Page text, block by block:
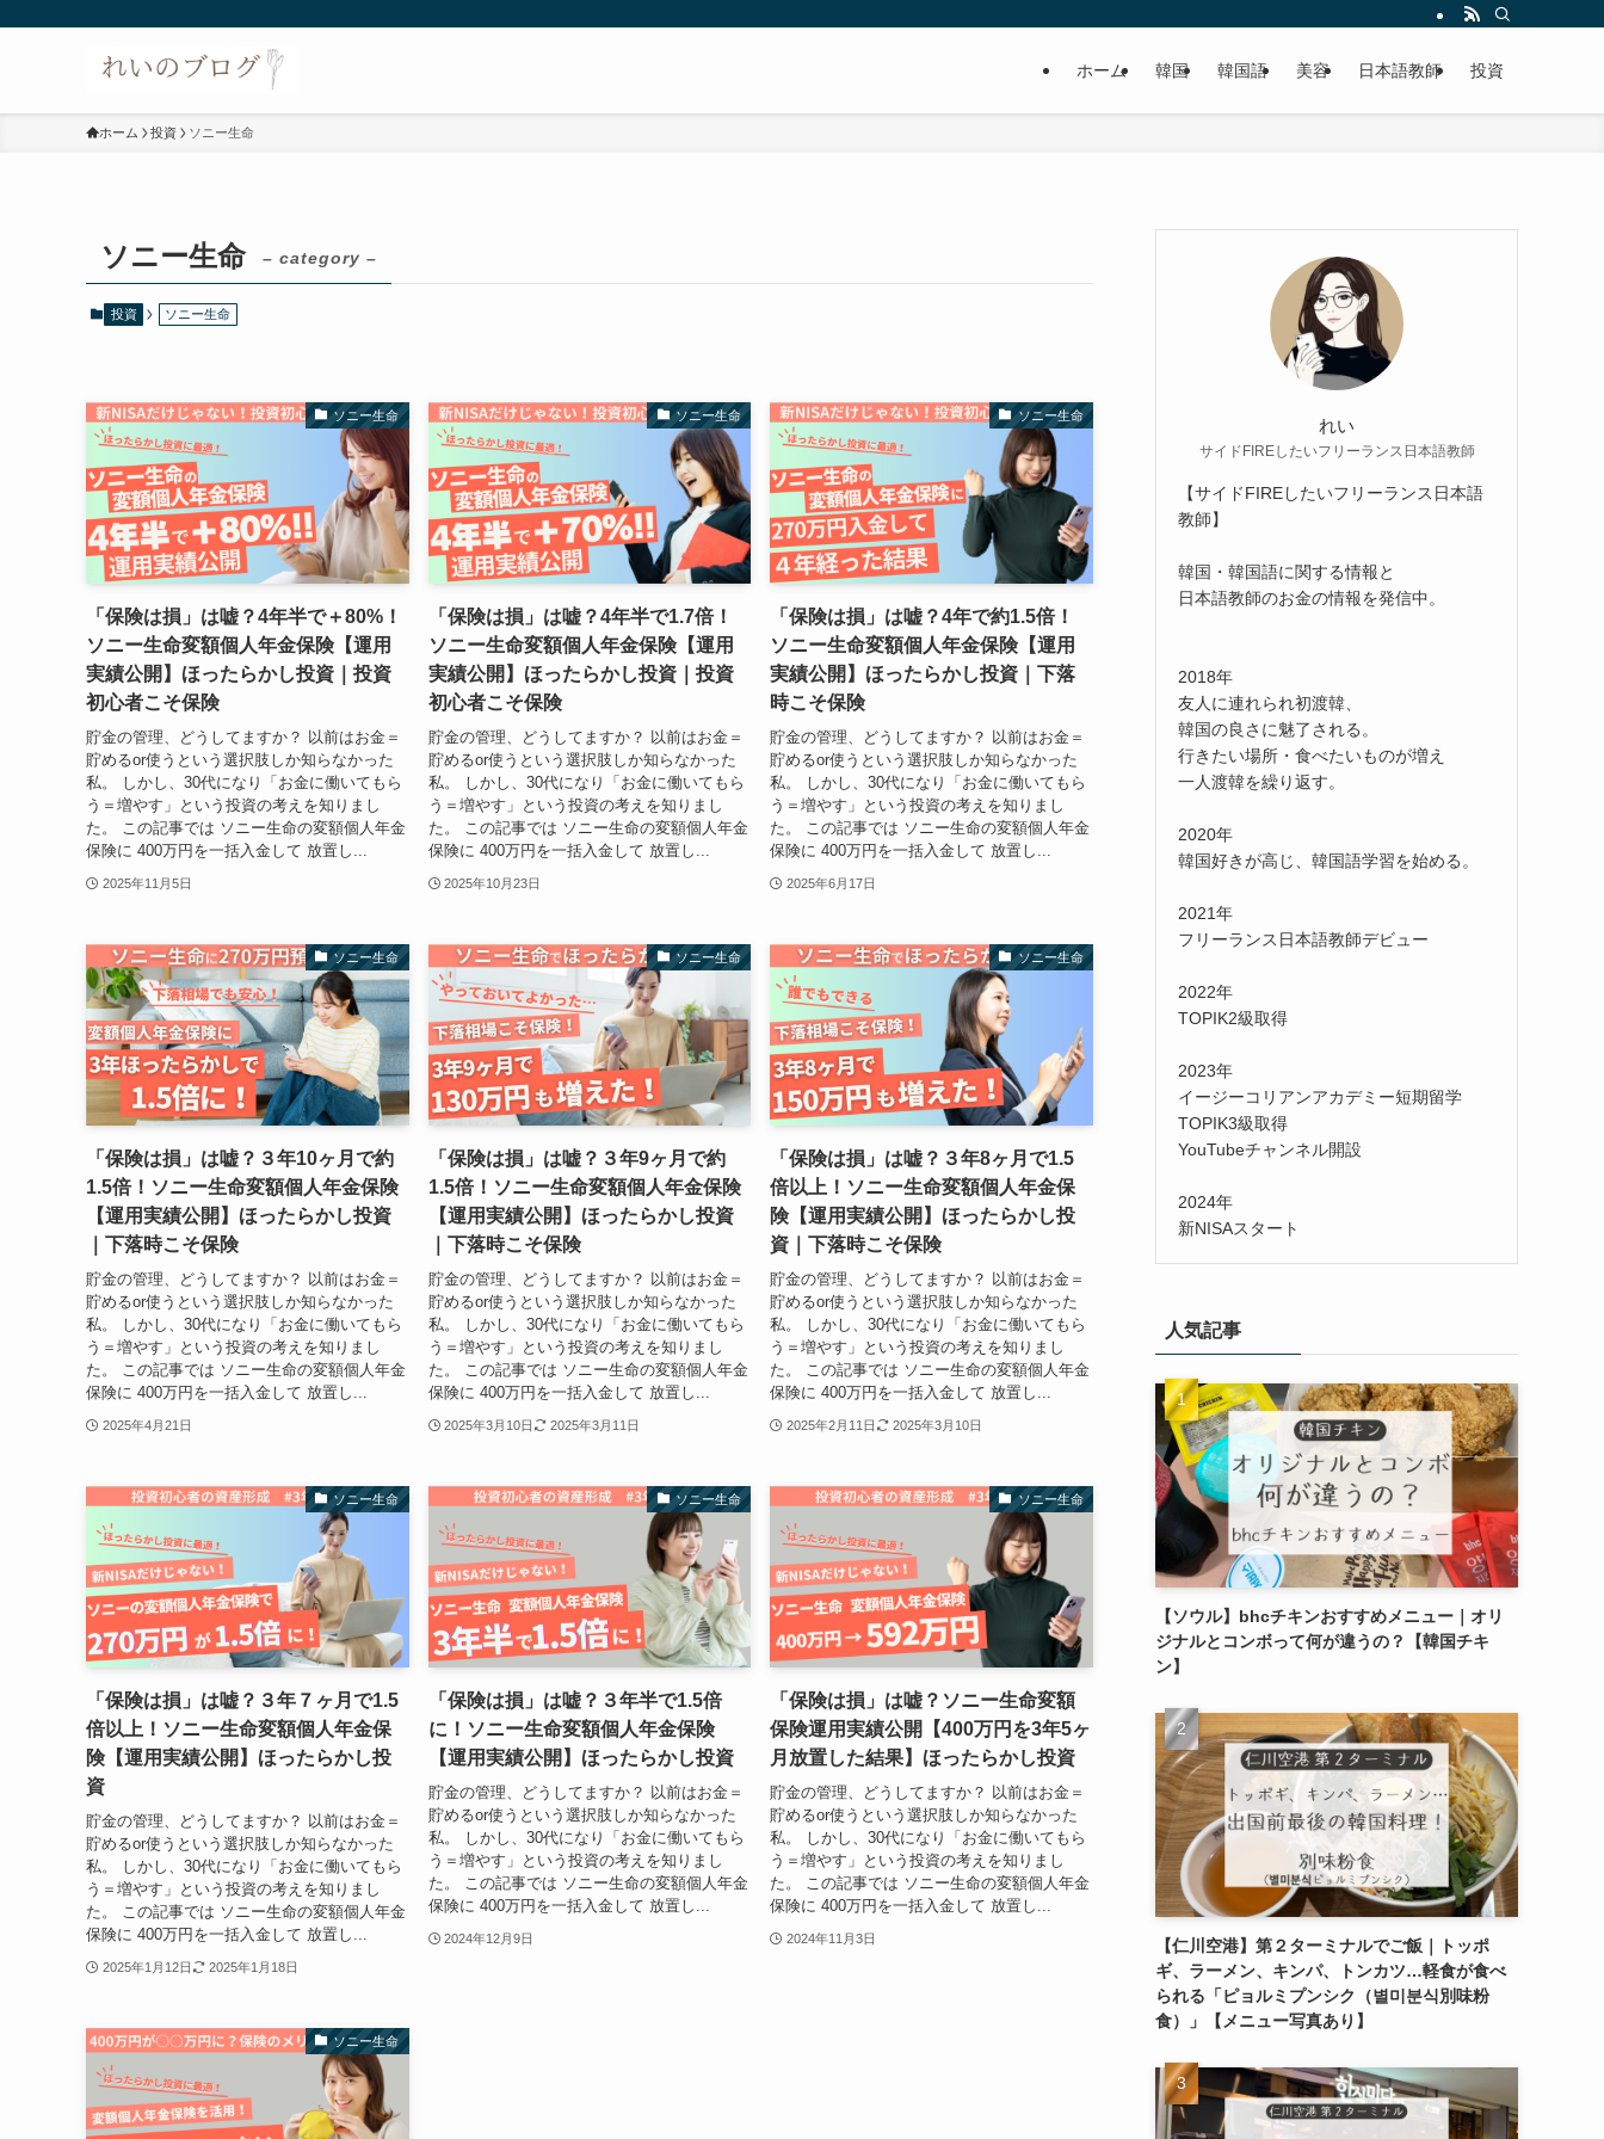
ホーム 韓国 韓国語 美容 日本語教師 投資
ホーム 投資 ソニー生命
ソニー生命 – category –
投資 ソニー生命
ソニー生命
「保険は損」は嘘？4年半で＋80%！
ソニー生命変額個人年金保険【運用
実績公開】ほったらかし投資｜投資
初心者こそ保険
貯金の管理、どうしてますか？ 以前はお金＝
貯めるor使うという選択肢しか知らなかった
私。 しかし、30代になり「お金に働いてもら
う＝増やす」という投資の考えを知りまし
た。 この記事では ソニー生命の変額個人年金
保険に 400万円を一括入金して 放置し...
2025年11月5日
ソニー生命
「保険は損」は嘘？4年半で1.7倍！
ソニー生命変額個人年金保険【運用
実績公開】ほったらかし投資｜投資
初心者こそ保険
貯金の管理、どうしてますか？ 以前はお金＝
貯めるor使うという選択肢しか知らなかった
私。 しかし、30代になり「お金に働いてもら
う＝増やす」という投資の考えを知りまし
た。 この記事では ソニー生命の変額個人年金
保険に 400万円を一括入金して 放置し...
2025年10月23日
ソニー生命
「保険は損」は嘘？4年で約1.5倍！
ソニー生命変額個人年金保険【運用
実績公開】ほったらかし投資｜下落
時こそ保険
貯金の管理、どうしてますか？ 以前はお金＝
貯めるor使うという選択肢しか知らなかった
私。 しかし、30代になり「お金に働いてもら
う＝増やす」という投資の考えを知りまし
た。 この記事では ソニー生命の変額個人年金
保険に 400万円を一括入金して 放置し...
2025年6月17日
ソニー生命
「保険は損」は嘘？３年10ヶ月で約
1.5倍！ソニー生命変額個人年金保険
【運用実績公開】ほったらかし投資
｜下落時こそ保険
貯金の管理、どうしてますか？ 以前はお金＝
貯めるor使うという選択肢しか知らなかった
私。 しかし、30代になり「お金に働いてもら
う＝増やす」という投資の考えを知りまし
た。 この記事では ソニー生命の変額個人年金
保険に 400万円を一括入金して 放置し...
2025年4月21日
ソニー生命
「保険は損」は嘘？３年9ヶ月で約
1.5倍！ソニー生命変額個人年金保険
【運用実績公開】ほったらかし投資
｜下落時こそ保険
貯金の管理、どうしてますか？ 以前はお金＝
貯めるor使うという選択肢しか知らなかった
私。 しかし、30代になり「お金に働いてもら
う＝増やす」という投資の考えを知りまし
た。 この記事では ソニー生命の変額個人年金
保険に 400万円を一括入金して 放置し...
2025年3月10日 2025年3月11日
ソニー生命
「保険は損」は嘘？３年8ヶ月で1.5
倍以上！ソニー生命変額個人年金保
険【運用実績公開】ほったらかし投
資｜下落時こそ保険
貯金の管理、どうしてますか？ 以前はお金＝
貯めるor使うという選択肢しか知らなかった
私。 しかし、30代になり「お金に働いてもら
う＝増やす」という投資の考えを知りまし
た。 この記事では ソニー生命の変額個人年金
保険に 400万円を一括入金して 放置し...
2025年2月11日 2025年3月10日
ソニー生命
「保険は損」は嘘？３年７ヶ月で1.5
倍以上！ソニー生命変額個人年金保
険【運用実績公開】ほったらかし投
資
貯金の管理、どうしてますか？ 以前はお金＝
貯めるor使うという選択肢しか知らなかった
私。 しかし、30代になり「お金に働いてもら
う＝増やす」という投資の考えを知りまし
た。 この記事では ソニー生命の変額個人年金
保険に 400万円を一括入金して 放置し...
2025年1月12日 2025年1月18日
ソニー生命
「保険は損」は嘘？３年半で1.5倍
に！ソニー生命変額個人年金保険
【運用実績公開】ほったらかし投資
貯金の管理、どうしてますか？ 以前はお金＝
貯めるor使うという選択肢しか知らなかった
私。 しかし、30代になり「お金に働いてもら
う＝増やす」という投資の考えを知りまし
た。 この記事では ソニー生命の変額個人年金
保険に 400万円を一括入金して 放置し...
2024年12月9日
ソニー生命
「保険は損」は嘘？ソニー生命変額
保険運用実績公開【400万円を3年5ヶ
月放置した結果】ほったらかし投資
貯金の管理、どうしてますか？ 以前はお金＝
貯めるor使うという選択肢しか知らなかった
私。 しかし、30代になり「お金に働いてもら
う＝増やす」という投資の考えを知りまし
た。 この記事では ソニー生命の変額個人年金
保険に 400万円を一括入金して 放置し...
2024年11月3日
ソニー生命
れい
サイドFIREしたいフリーランス日本語教師
【サイドFIREしたいフリーランス日本語
教師】
韓国・韓国語に関する情報と
日本語教師のお金の情報を発信中。
2018年
友人に連れられ初渡韓、
韓国の良さに魅了される。
行きたい場所・食べたいものが増え
一人渡韓を繰り返す。
2020年
韓国好きが高じ、韓国語学習を始める。
2021年
フリーランス日本語教師デビュー
2022年
TOPIK2級取得
2023年
イージーコリアンアカデミー短期留学
TOPIK3級取得
YouTubeチャンネル開設
2024年
新NISAスタート
人気記事
【ソウル】bhcチキンおすすめメニュー｜オリ
ジナルとコンボって何が違うの？【韓国チキ
ン】
【仁川空港】第２ターミナルでご飯｜トッポ
ギ、ラーメン、キンパ、トンカツ…軽食が食べ
られる「ピョルミプンシク（별미분식別味粉
食）」【メニュー写真あり】